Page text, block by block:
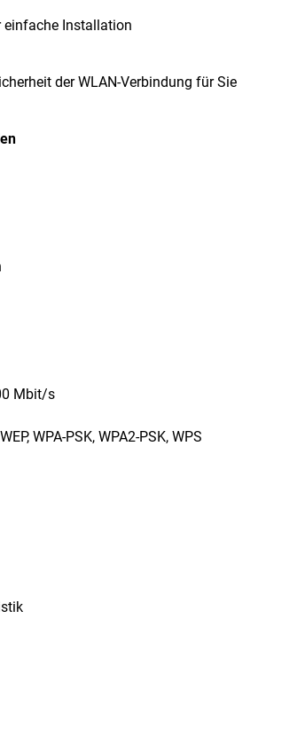
einfache Installation
der WLAN-Verbindung für Sie
Mbit/s
WPA-PSK, WPA2-PSK, WPS